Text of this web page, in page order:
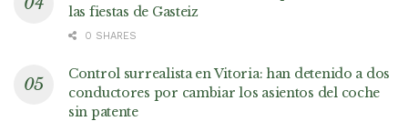
las fiestas de Gasteiz
0 SHARES
Control surrealista en Vitoria: han detenido a dos
conductores por cambiar los asientos del coche
sin patente